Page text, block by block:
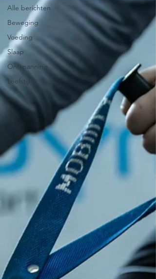
Alle berichten
Beweging
Voeding
Slaap
Ontspanning
Leefstijl